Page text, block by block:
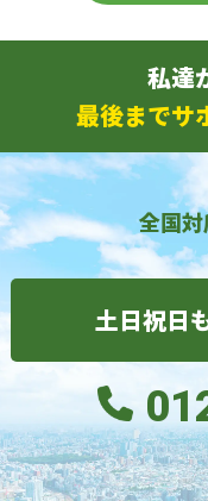
私達
最後までサ
全国
土日祝日